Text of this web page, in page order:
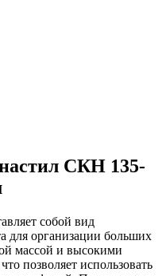
СКН 135-
собой вид
для организации больших
массой и высокими
позволяет использовать